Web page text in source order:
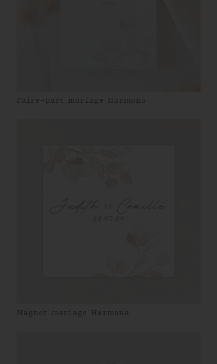
Faire-part mariage Harmona
Magnet mariage Harmona